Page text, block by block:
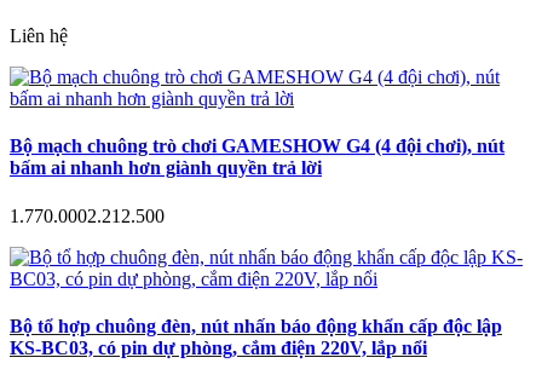
Liên hệ
Bộ mạch chuông trò chơi GAMESHOW G4 (4 đội chơi), nút
bấm ai nhanh hơn giành quyền trả lời
1.770.0002.212.500
Bộ tổ hợp chuông đèn, nút nhấn báo động khẩn cấp độc lập
KS-BC03, có pin dự phòng, cắm điện 220V, lắp nổi